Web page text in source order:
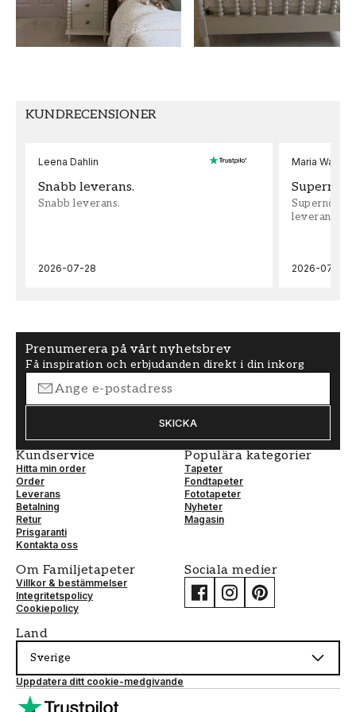
MÖNSTERPASSNING
Rak
KUNDRECENSIONER
Leena Dahlin
Snabb leverans.
Snabb leverans.
2026-07-28
Maria
leveran,
2026-07-22
Prenumerera på vårt nyhetsbrev
Få inspiration och erbjudanden direkt i din inkorg
SKICKA
Kundservice
Hitta min order
Order
Leverans
Betalning
Retur
Prisgaranti
Kontakta oss
Populära kategorier
Tapeter
Fondtapeter
Fototapeter
Nyheter
Magasin
Om Familjetapeter
Villkor & bestämmelser
Integritetspolicy
Cookiepolicy
Sociala medier
Land
Sverige
Uppdatera ditt cookie-medgivande